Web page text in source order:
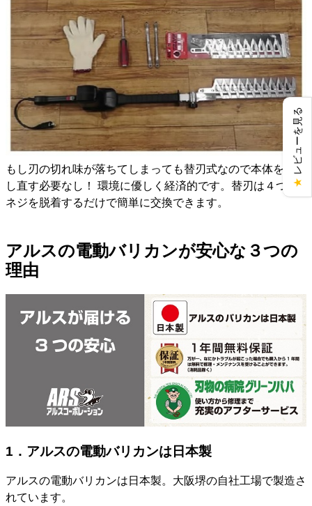
もし刃の切れ味が落ちてしまっても替刃式なので本体を購入
し直す必要なし！ 環境に優しく経済的です。替刃は４つの
ネジを脱着するだけで簡単に交換できます。
アルスの電動バリカンが安心な３つの
理由
1．アルスの電動バリカンは日本製
アルスの電動バリカンは日本製。大阪堺の自社工場で製造さ
れています。
★
レビューを見る